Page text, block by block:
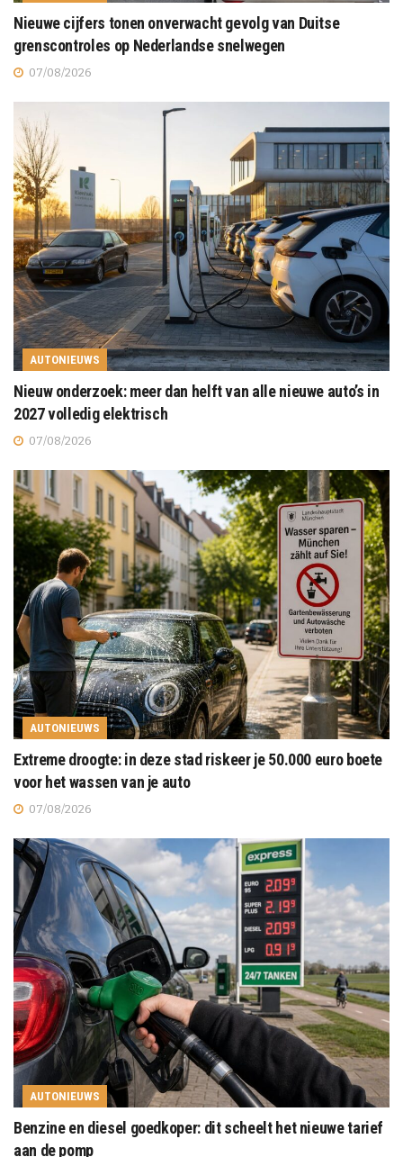
Nieuwe cijfers tonen onverwacht gevolg van Duitse
grenscontroles op Nederlandse snelwegen
07/08/2026
AUTONIEUWS
Nieuw onderzoek: meer dan helft van alle nieuwe auto’s in
2027 volledig elektrisch
07/08/2026
AUTONIEUWS
Extreme droogte: in deze stad riskeer je 50.000 euro boete
voor het wassen van je auto
07/08/2026
AUTONIEUWS
Benzine en diesel goedkoper: dit scheelt het nieuwe tarief
aan de pomp